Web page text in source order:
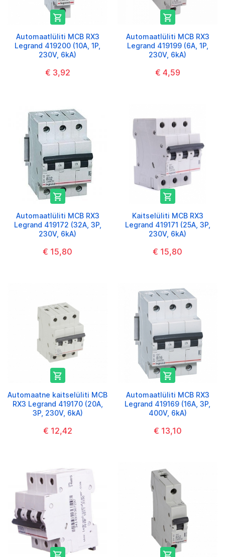

Automaatlüliti MCB RX3
Legrand 419200 (10A, 1P,
230V, 6kA)
€ 3,92

Automaatlüliti MCB RX3
Legrand 419199 (6A, 1P,
230V, 6kA)
€ 4,59

Automaatlüliti MCB RX3
Legrand 419172 (32A, 3P,
230V, 6kA)
€ 15,80

Kaitselüliti MCB RX3
Legrand 419171 (25A, 3P,
230V, 6kA)
€ 15,80

Automaatne kaitselüliti MCB
RX3 Legrand 419170 (20A,
3P, 230V, 6kA)
€ 12,42

Automaatlüliti MCB RX3
Legrand 419169 (16A, 3P,
400V, 6kA)
€ 13,10